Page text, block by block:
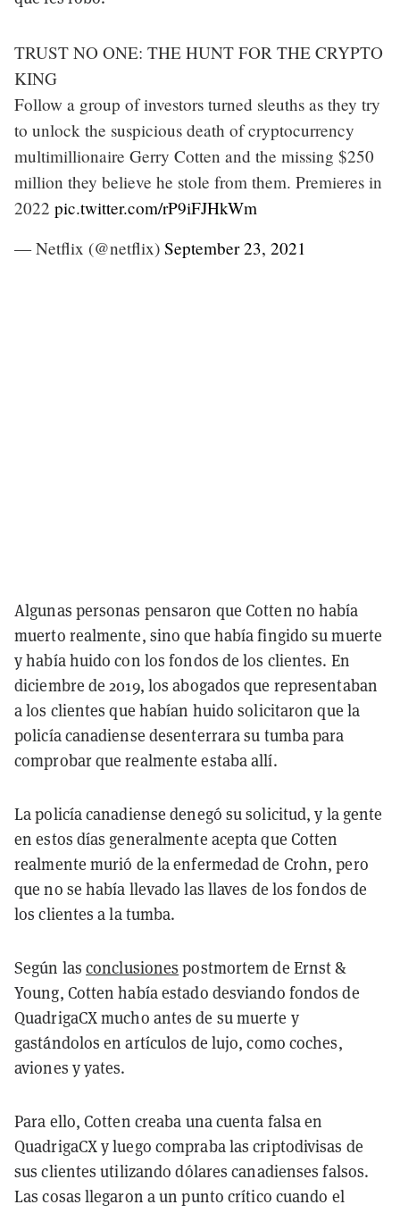
TRUST NO ONE: THE HUNT FOR THE CRYPTO
KING
Follow a group of investors turned sleuths as they try
to unlock the suspicious death of cryptocurrency
multimillionaire Gerry Cotten and the missing $250
million they believe he stole from them. Premieres in
2022 pic.twitter.com/rP9iFJHkWm
— Netflix (@netflix) September 23, 2021
Algunas personas pensaron que Cotten no había
muerto realmente, sino que había fingido su muerte
y había huido con los fondos de los clientes. En
diciembre de 2019, los abogados que representaban
a los clientes que habían huido solicitaron que la
policía canadiense desenterrara su tumba para
comprobar que realmente estaba allí.
La policía canadiense denegó su solicitud, y la gente
en estos días generalmente acepta que Cotten
realmente murió de la enfermedad de Crohn, pero
que no se había llevado las llaves de los fondos de
los clientes a la tumba.
Según las conclusiones postmortem de Ernst &
Young, Cotten había estado desviando fondos de
QuadrigaCX mucho antes de su muerte y
gastándolos en artículos de lujo, como coches,
aviones y yates.
Para ello, Cotten creaba una cuenta falsa en
QuadrigaCX y luego compraba las criptodivisas de
sus clientes utilizando dólares canadienses falsos.
Las cosas llegaron a un punto crítico cuando el